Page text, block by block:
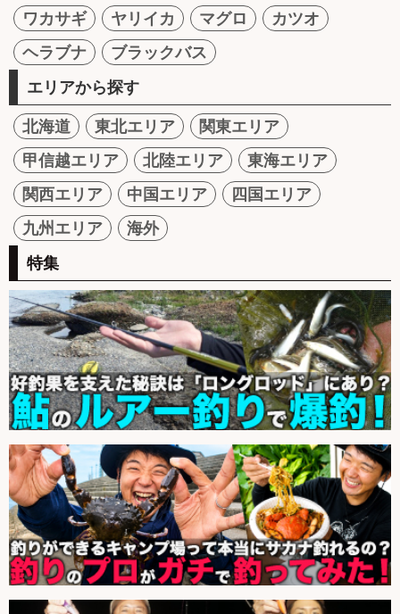
ワカサギ
ヤリイカ マグロ
カツオ
ヘラブナ
ブラックバス
エリアから探す
北海道 東北エリア
関東エリア
甲信越エリア
北陸エリア
東海エリア
関西エリア
中国エリア
四国エリア
九州エリア
海外
特集